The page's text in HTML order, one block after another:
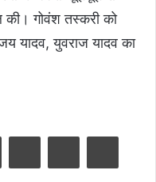
की। गोवंश तस्करी को
यादव, युवराज यादव का